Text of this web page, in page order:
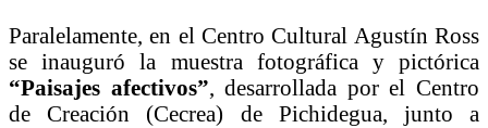
Paralelamente, en el Centro Cultural Agustín Ross
se inauguró la muestra fotográfica y pictórica
“Paisajes afectivos”, desarrollada por el Centro
de Creación (Cecrea) de Pichidegua, junto a